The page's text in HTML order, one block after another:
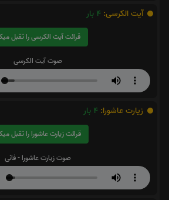
آیت الکرسی: 4 بار
قرائت آیت الکرسی را تقبل میکنم
صوت آیت الکرسی
زیارت عاشورا: 4 بار
قرائت زیارت عاشورا را تقبل میکنم
صوت زیارت عاشورا - فانی